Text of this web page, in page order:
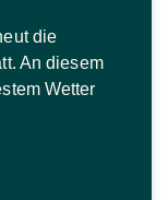
die
An diesem
Wetter